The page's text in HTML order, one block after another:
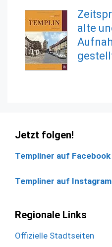
alte
Jetzt folgen!
Templiner auf Facebook
Templiner auf Instagram
Regionale Links
Offizielle Stadtseiten